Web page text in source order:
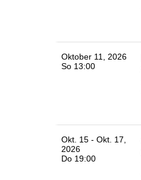
Oktober 11, 2026
So 13:00
Okt. 15 - Okt. 17,
2026
Do 19:00